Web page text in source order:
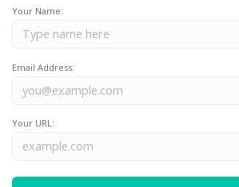
Your Name:
Email Address:
Your URL: